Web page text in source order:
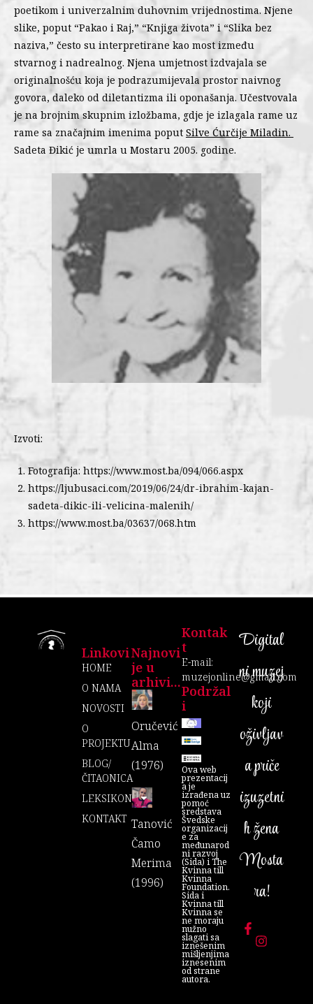
poetikom i univerzalnim duhovnim vrijednostima. Njene
slike, poput “Pakao i Raj,” “Knjiga života” i “Slika bez
naziva,” često su interpretirane kao most između
stvarnog i nadrealnog. Njena umjetnost izdvajala se
originalnošću koja je podrazumijevala prostor naivnog
govora, daleko od diletantizma ili oponašanja. Učestvovala
je na brojnim skupnim izložbama, gdje je izlagala rame uz
rame sa značajnim imenima poput Silve Ćurčije Miladin.
Sadeta Đikić je umrla u Mostaru 2005. godine.
Izvoti:
Fotografija: https://www.most.ba/094/066.aspx
https://ljubusaci.com/2019/06/24/dr-ibrahim-kajan-
sadeta-dikic-ili-velicina-malenih/
https://www.most.ba/03637/068.htm
Linkovi
HOME
O NAMA
NOVOSTI
O
PROJEKTU
BLOG/
ČITAONICA
LEKSIKON
KONTAKT
Najnovi
je u
arhivi...
Oručević
Alma
(1976)
Tanović
Čamo
Merima
(1996)
Kontak
T
E-mail:
muzejonline@gmail.com
Podržal
I
Ova web
prezentacij
a je
izrađena uz
pomoć
sredstava
Švedske
organizacij
e za
međunarod
ni razvoj
(Sida) i The
Kvinna till
Kvinna
Foundation.
Sida i
Kvinna till
Kvinna se
ne moraju
nužno
slagati sa
iznešenim
mišljenjima
iznesenim
od strane
autora.
Digital
ni muzej
koji
oživljav
a priče
izuzetni
h žena
Mosta
ra!